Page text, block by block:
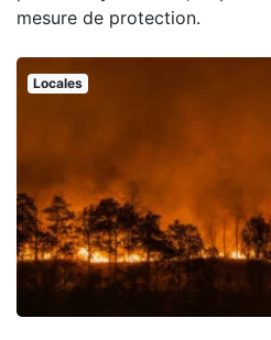
mesure de protection.
Locales